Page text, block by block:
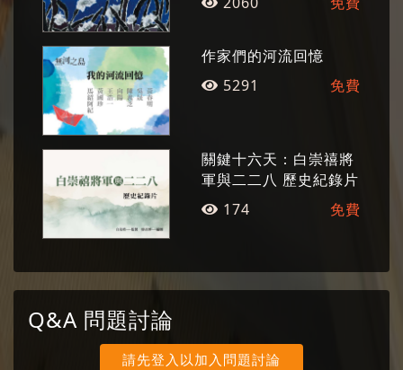
作家們的河流回憶
5291
免費
關鍵十六天：白崇禧將
軍與二二八 歷史紀錄片
174
免費
Q&A 問題討論
請先登入以加入問題討論